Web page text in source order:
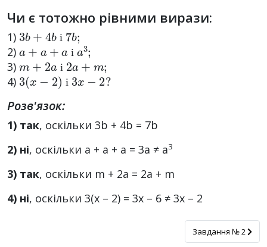
Чи є тотожно рівними вирази:
1) і
3b b 7 b
2) і
a+a+aі a3;
3) і
m+ 2aі 2a+m
4) і
3(x− 2) і 3x−2 ?
Розв'язок:
1) так, оскільки 3b + 4b = 7b
2) ні, оскільки a + a + a = 3а ≠ a3
3) так, оскільки m + 2a = 2a + m
4) ні, оскільки 3(x – 2) = 3х – 6 ≠ 3x – 2
Завдання № 2
Завдання № 2